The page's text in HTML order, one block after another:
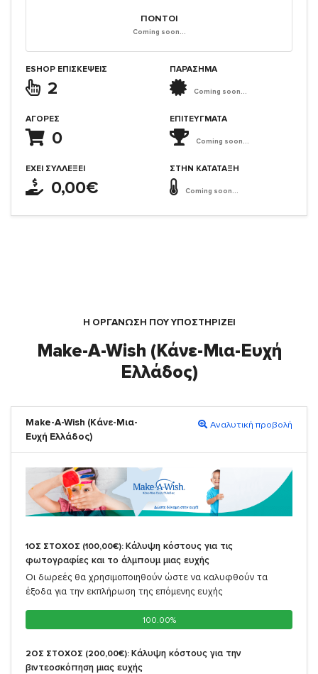
ΠΌΝΤΟΙ
Coming soon...
ESHOP ΕΠΙΣΚΈΨΕΙΣ
2
ΑΓΟΡΈΣ
0
ΈΧΕΙ ΣΥΛΛΈΞΕΙ
0,00€
ΠΑΡΑΣΗΜΑ
Coming soon...
ΕΠΙΤΕΎΓΜΑΤΑ
Coming soon...
ΣΤΗΝ ΚΑΤΆΤΑΞΗ
Coming soon...
Η ΟΡΓΆΝΩΣΗ ΠΟΥ ΥΠΟΣΤΗΡΙΖΕΙ
Make-A-Wish (Κάνε-Μια-Ευχή
Ελλάδος)
Make-A-Wish (Κάνε-Μια-
Ευχή Ελλάδος)
Αναλυτική προβολή
1ΟΣ ΣΤΟΧΟΣ (100,00€): Κάλυψη κόστους για τις
φωτογραφίες και το άλμπουμ μιας ευχής
Οι δωρεές θα χρησιμοποιηθούν ώστε να καλυφθούν τα
έξοδα για την εκπλήρωση της επόμενης ευχής
100.00%
100.00%
2ΟΣ ΣΤΟΧΟΣ (200,00€): Κάλυψη κόστους για την
βιντεοσκόπηση μιας ευχής